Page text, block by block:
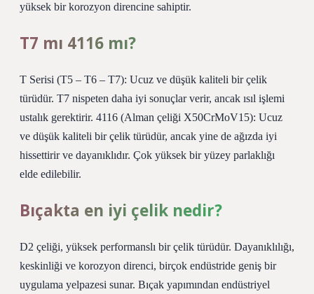
yüksek bir korozyon direncine sahiptir.
T7 mı 4116 mı?
T Serisi (T5 – T6 – T7): Ucuz ve düşük kaliteli bir çelik
türüdür. T7 nispeten daha iyi sonuçlar verir, ancak ısıl işlemi
ustalık gerektirir. 4116 (Alman çeliği X50CrMoV15): Ucuz
ve düşük kaliteli bir çelik türüdür, ancak yine de ağızda iyi
hissettirir ve dayanıklıdır. Çok yüksek bir yüzey parlaklığı
elde edilebilir.
Bıçakta en iyi çelik nedir?
D2 çeliği, yüksek performanslı bir çelik türüdür. Dayanıklılığı,
keskinliği ve korozyon direnci, birçok endüstride geniş bir
uygulama yelpazesi sunar. Bıçak yapımından endüstriyel